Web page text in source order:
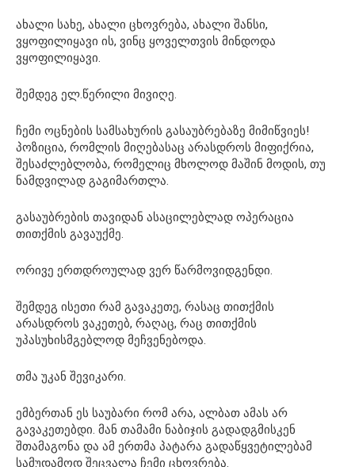
ახალი სახე, ახალი ცხოვრება, ახალი შანსი,
ვყოფილიყავი ის, ვინც ყოველთვის მინდოდა
ვყოფილიყავი.
შემდეგ ელ.წერილი მივიღე.
ჩემი ოცნების სამსახურის გასაუბრებაზე მიმიწვიეს!
პოზიცია, რომლის მიღებასაც არასდროს მიფიქრია,
შესაძლებლობა, რომელიც მხოლოდ მაშინ მოდის, თუ
ნამდვილად გაგიმართლა.
გასაუბრების თავიდან ასაცილებლად ოპერაცია
თითქმის გავაუქმე.
ორივე ერთდროულად ვერ წარმოვიდგენდი.
შემდეგ ისეთი რამ გავაკეთე, რასაც თითქმის
არასდროს ვაკეთებ, რაღაც, რაც თითქმის
უპასუხისმგებლოდ მეჩვენებოდა.
თმა უკან შევიკარი.
ემბერთან ეს საუბარი რომ არა, ალბათ ამას არ
გავაკეთებდი. მან თამამი ნაბიჯის გადადგმისკენ
შთამაგონა და ამ ერთმა პატარა გადაწყვეტილებამ
სამუდამოდ შეცვალა ჩემი ცხოვრება.